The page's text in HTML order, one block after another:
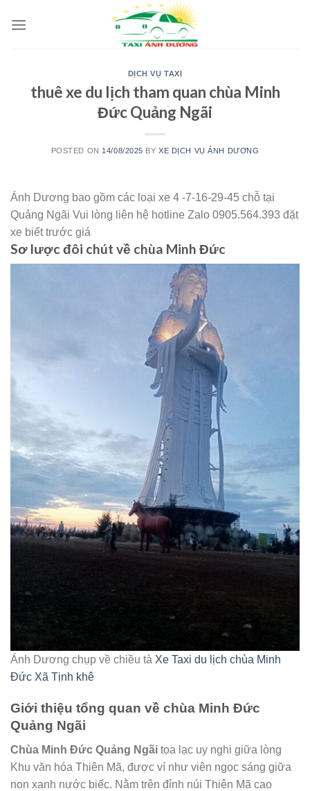
DỊCH VỤ TAXI
thuê xe du lịch tham quan chùa Minh
Đức Quảng Ngãi
POSTED ON 14/08/2025 BYXE DỊCH VỤ ÁNH DƯƠNG
Ánh Dương bao gồm các loại xe 4 -7-16-29-45 chỗ tại
Quảng Ngãi Vui lòng liên hệ hotline Zalo 0905.564.393 đặt
xe biết trước giá
Sơ lược đôi chút về chùa Minh Đức
Ánh Dương chụp về chiều tà Xe Taxi du lịch chùa Minh
Đức Xã Tịnh khê
Giới thiệu tổng quan về chùa Minh Đức
Quảng Ngãi
Chùa Minh Đức Quảng Ngãi tọa lạc uy nghi giữa lòng
Khu văn hóa Thiên Mã, được ví như viên ngọc sáng giữa
non xanh nước biếc. Nằm trên đỉnh núi Thiên Mã cao